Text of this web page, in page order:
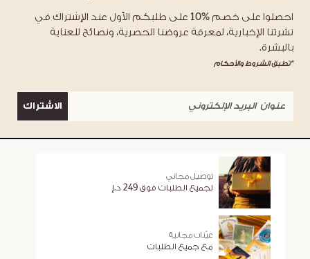
احصلوا على خصم %10 على طلبكم الأول عند الإشتراك في
نشرتنا الإخبارية، لمعرفة عروضنا الحصرية، ونصائح للعناية
بالبشرة.
*تطبق الشروط والأحكام
الاشتراك
توصيل مجاني
لجميع الطلبات فوق 249 د.إ
عيّنات مجانية
مع جميع الطلبات